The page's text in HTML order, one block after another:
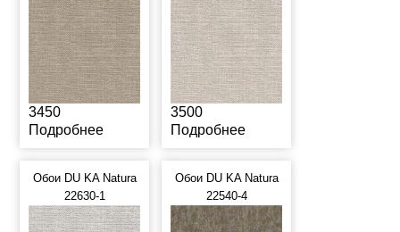
3450
Подробнее
3500
Подробнее
Обои DU KA Natura
22630-1
Обои DU KA Natura
22540-4